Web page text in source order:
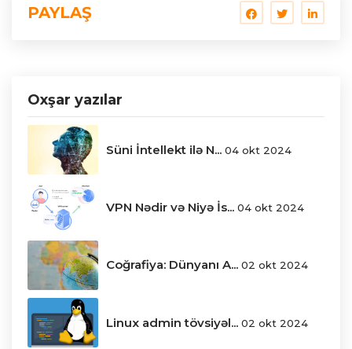
PAYLAŞ
Oxşar yazılar
Süni İntellekt ilə N... 04 okt 2024
VPN Nədir və Niyə İs... 04 okt 2024
Coğrafiya: Dünyanı A... 02 okt 2024
Linux admin tövsiyəl... 02 okt 2024